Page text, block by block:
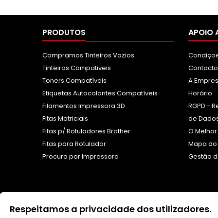
PRODUTOS
Compramos Tinteiros Vazios
Tinteiros Compativeis
Toners Compatíveis
Etiquetas Autocolantes Compatíveis
Filamentos Impressora 3D
Fitas Matriciais
Fitas p/ Rotuladores Brother
Fitas para Rotulador
Procura por Impressora
APOIO
A
Horário
RGPD -
de
O
Mapa do
Gestão
Respeitamos a privacidade dos utilizadores.